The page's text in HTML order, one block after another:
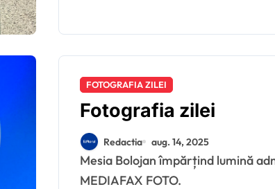
FOTOGRAFIA ZILEI
Fotografia zilei
Redactia aug. 14, 2025
Mesia Bolojan împărțind lumină administrativă, instantaneu surprins de către ALEXANDRU DOBRE /
MEDIAFAX FOTO.